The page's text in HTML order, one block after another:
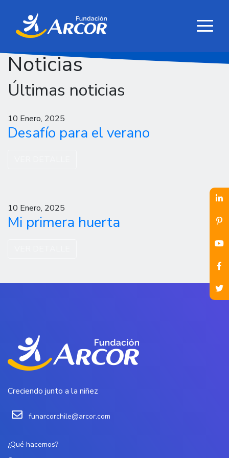
Noticias
Últimas noticias
10 Enero, 2025
Desafío para el verano
10 Enero, 2025
Mi primera huerta
Creciendo junto a la niñez
funarcorchile@arcor.com
¿Qué hacemos?